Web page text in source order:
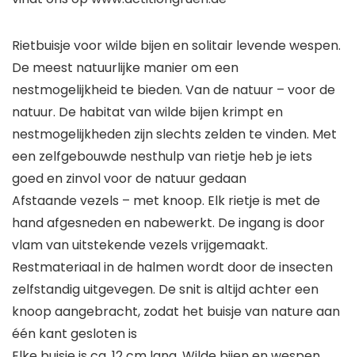
Rietbuisje voor wilde bijen en solitair levende wespen.
De meest natuurlijke manier om een
nestmogelijkheid te bieden. Van de natuur – voor de
natuur. De habitat van wilde bijen krimpt en
nestmogelijkheden zijn slechts zelden te vinden. Met
een zelfgebouwde nesthulp van rietje heb je iets
goed en zinvol voor de natuur gedaan
Afstaande vezels – met knoop. Elk rietje is met de
hand afgesneden en nabewerkt. De ingang is door
vlam van uitstekende vezels vrijgemaakt.
Restmateriaal in de halmen wordt door de insecten
zelfstandig uitgevegen. De snit is altijd achter een
knoop aangebracht, zodat het buisje van nature aan
één kant gesloten is